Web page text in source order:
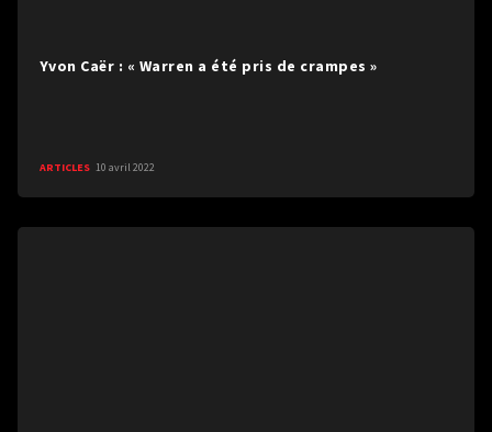
Yvon Caër : « Warren a été pris de crampes »
ARTICLES 10 avril 2022